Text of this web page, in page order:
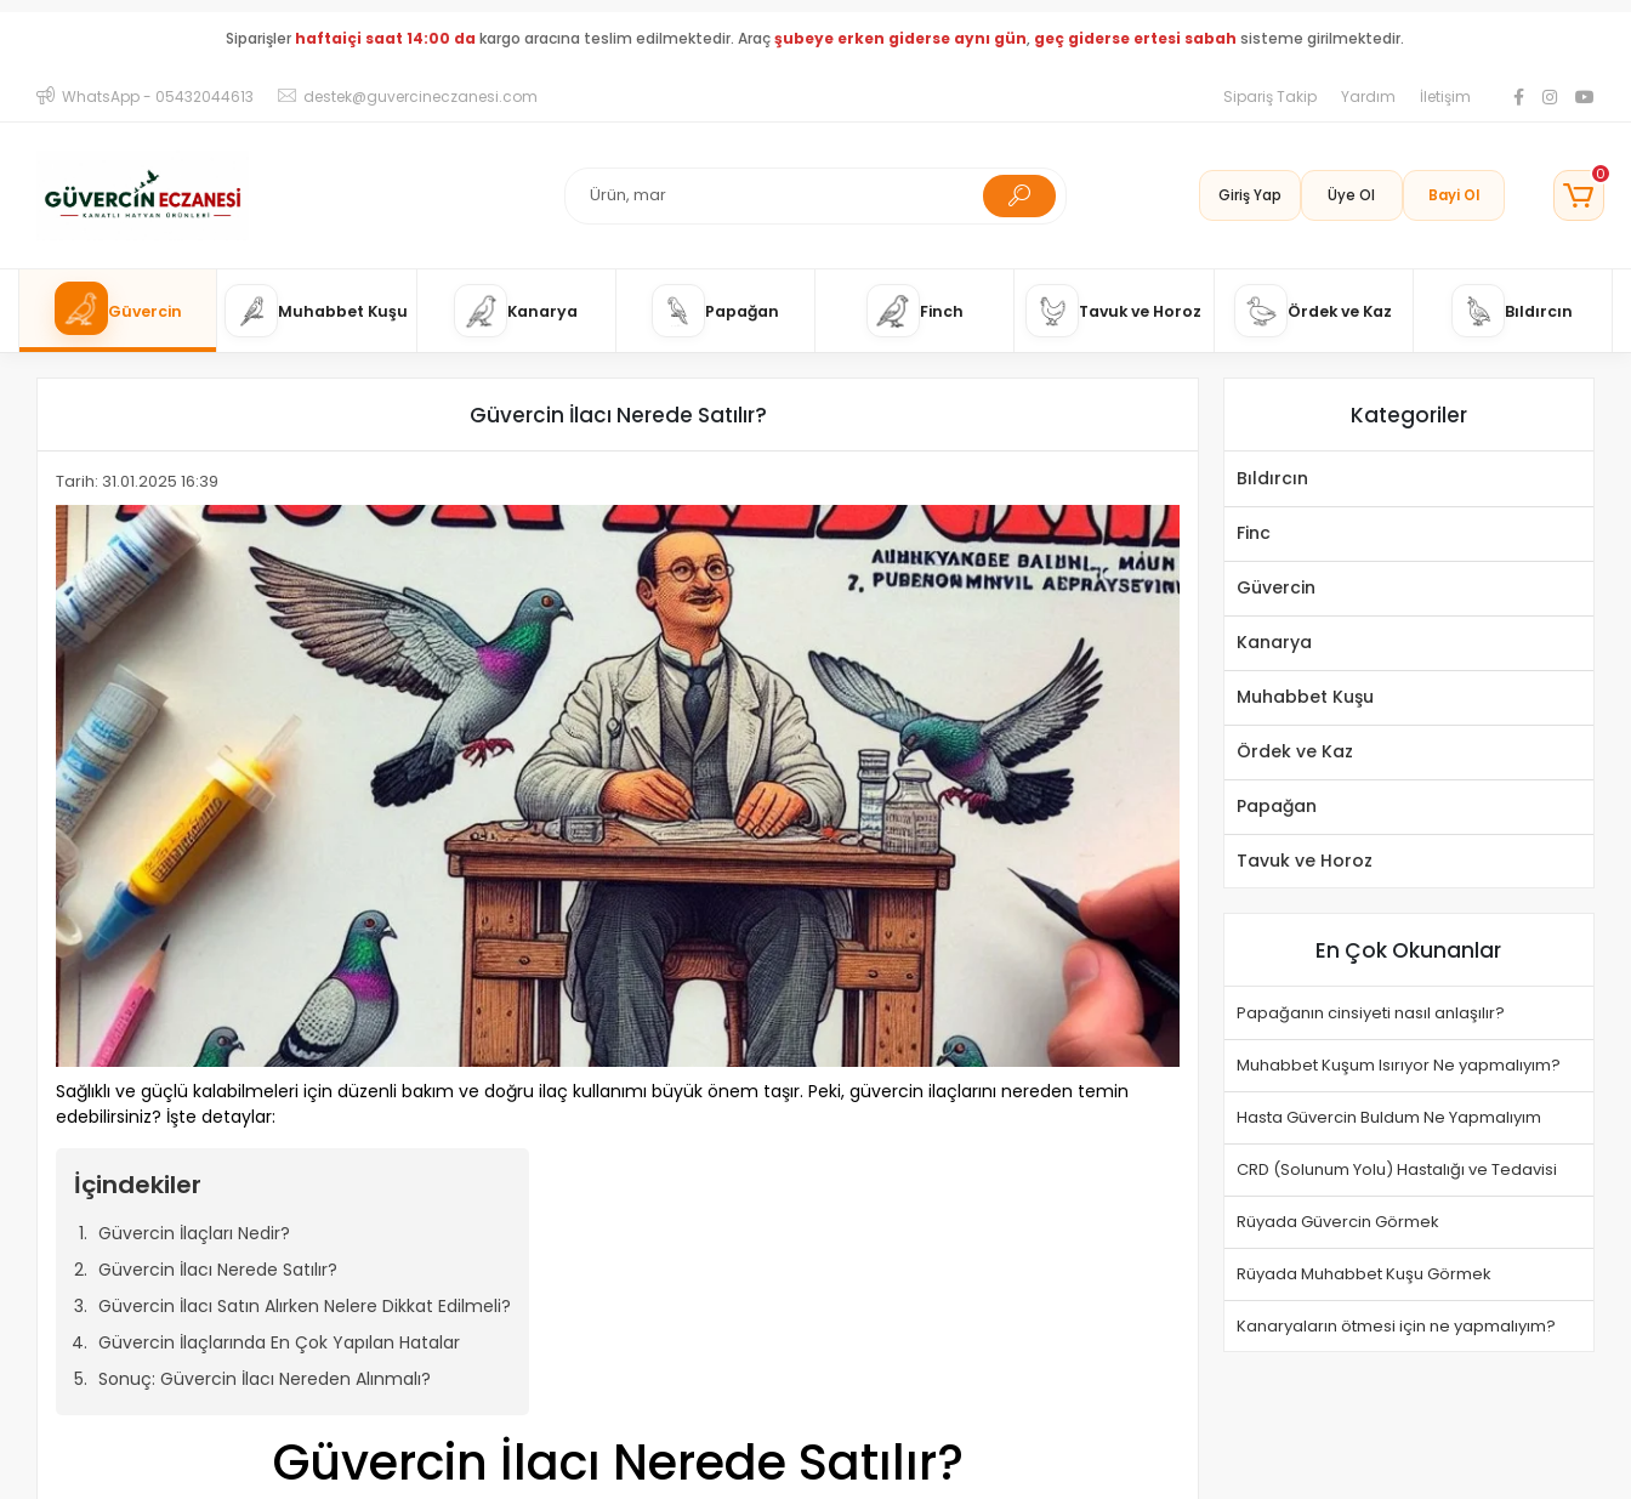
Siparişler haftaiçi saat 14:00 da kargo aracına teslim edilmektedir. Araçşubeye erken giderse aynı gün, geç giderse ertesi sabah sisteme girilmektedir.
WhatsApp - 05432044613 destek@guvercineczanesi.com Sipariş Takip Yardım İletişim
Giriş Yap Üye Ol Bayi Ol
0
Güvercin Muhabbet Kuşu Kanarya Papağan Finch Tavuk ve Horoz Ördek ve Kaz Bıldırcın
Güvercin İlacı Nerede Satılır?
Tarih: 31.01.2025 16:39
Sağlıklı ve güçlü kalabilmeleri için düzenli bakım ve doğru ilaç kullanımı büyük önem taşır. Peki, güvercin ilaçlarını nereden temin
edebilirsiniz? İşte detaylar:
İçindekiler
Güvercin İlaçları Nedir?
Güvercin İlacı Nerede Satılır?
Güvercin İlacı Satın Alırken Nelere Dikkat Edilmeli?
Güvercin İlaçlarında En Çok Yapılan Hatalar
Sonuç: Güvercin İlacı Nereden Alınmalı?
Güvercin İlacı Nerede Satılır?
Kategoriler
Bıldırcın
Finc
Güvercin
Kanarya
Muhabbet Kuşu
Ördek ve Kaz
Papağan
Tavuk ve Horoz
En Çok Okunanlar
Papağanın cinsiyeti nasıl anlaşılır?
Muhabbet Kuşum Isırıyor Ne yapmalıyım?
Hasta Güvercin Buldum Ne Yapmalıyım
CRD (Solunum Yolu) Hastalığı ve Tedavisi
Rüyada Güvercin Görmek
Rüyada Muhabbet Kuşu Görmek
Kanaryaların ötmesi için ne yapmalıyım?